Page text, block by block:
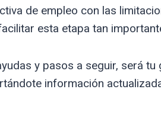
de empleo con las
esta etapa tan
y pasos a seguir, será tu
información